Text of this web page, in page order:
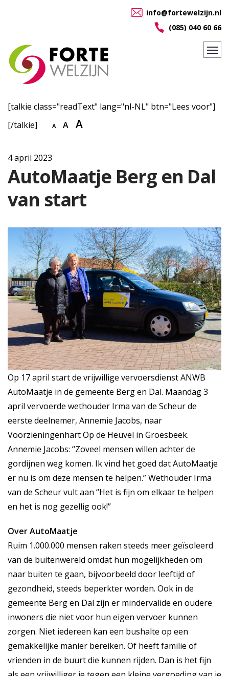
info@fortewelzijn.nl
(085) 040 60 66
[talkie class="readText" lang="nl-NL" btn="Lees voor"]
[/talkie]
A A A
4 april 2023
AutoMaatje Berg en Dal
van start
Op 17 april start de vrijwillige vervoersdienst ANWB
AutoMaatje in de gemeente Berg en Dal. Maandag 3
april vervoerde wethouder Irma van de Scheur de
eerste deelnemer, Annemie Jacobs, naar
Voorzieningenhart Op de Heuvel in Groesbeek.
Annemie Jacobs: “Zoveel mensen willen achter de
gordijnen weg komen. Ik vind het goed dat AutoMaatje
er nu is om deze mensen te helpen.” Wethouder Irma
van de Scheur vult aan “Het is fijn om elkaar te helpen
en het is nog gezellig ook!”
Over AutoMaatje
Ruim 1.000.000 mensen raken steeds meer geïsoleerd
van de buitenwereld omdat hun mogelijkheden om
naar buiten te gaan, bijvoorbeeld door leeftijd of
gezondheid, steeds beperkter worden. Ook in de
gemeente Berg en Dal zijn er mindervalide en oudere
inwoners die niet voor hun eigen vervoer kunnen
zorgen. Niet iedereen kan een bushalte op een
gemakkelijke manier bereiken. Of heeft familie of
vrienden in de buurt die kunnen rijden. Dan is het fijn